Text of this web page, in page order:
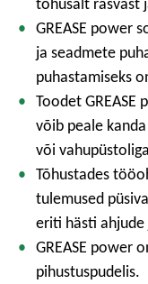
GREASE power
ja seadmete
puhastamiseks
Toodet
võib peale
või
Tõhustades
tulemused
eriti hästi ahjude
GREASE power
pihustuspudelis.